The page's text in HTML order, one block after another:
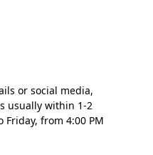
or social media,
is usually within 1-2
Friday, from 4:00 PM